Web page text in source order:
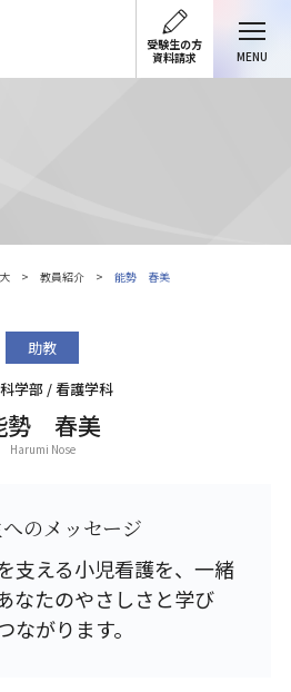
受験生の方
資料請求
MENU
教員紹介 能勢 春美
助教
学部 / 看護学科
勢 春美
Harumi Nose
のメッセージ
支える小児看護を、一緒
なたのやさしさと学び
がります。